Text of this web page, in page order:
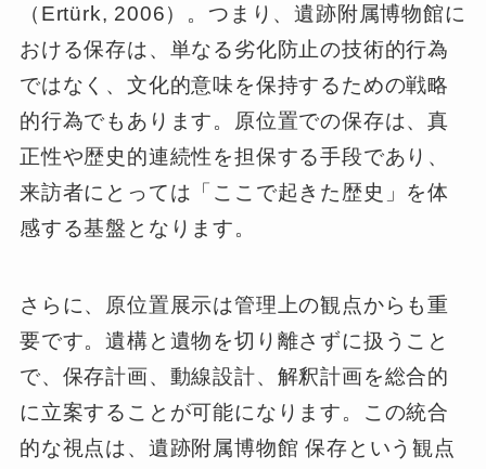
（Ertürk, 2006）。つまり、遺跡附属博物館に
おける保存は、単なる劣化防止の技術的行為
ではなく、文化的意味を保持するための戦略
的行為でもあります。原位置での保存は、真
正性や歴史的連続性を担保する手段であり、
来訪者にとっては「ここで起きた歴史」を体
感する基盤となります。
さらに、原位置展示は管理上の観点からも重
要です。遺構と遺物を切り離さずに扱うこと
で、保存計画、動線設計、解釈計画を総合的
に立案することが可能になります。この統合
的な視点は、遺跡附属博物館 保存という観点